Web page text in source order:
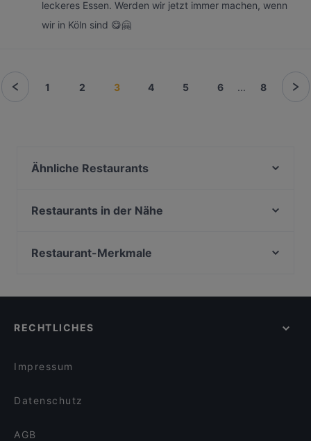
leckeres Essen. Werden wir jetzt immer machen, wenn
wir in Köln sind 😋🤗
1 2 3 4 5 6 ... 8
Ähnliche Restaurants
Tanoshii
Spencer and Hill
To 80 Vegan
Restaurants in der Nähe
NeoNeo
Meister Gerhard Rathenauplatz
Restaurant Borsalino
Restaurant-Merkmale
Late-Night-Restaurants in Köln
RECHTLICHES
Impressum
Datenschutz
AGB